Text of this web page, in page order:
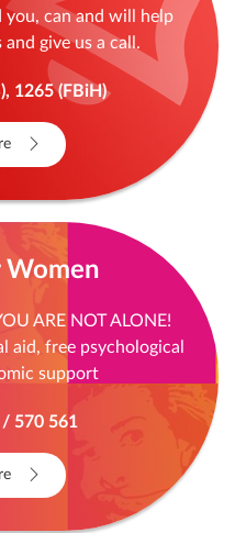
can and will help
give us a call.
1265 (FBiH)
Women
ARE NOT ALONE!
aid, free psychological
support
570 561